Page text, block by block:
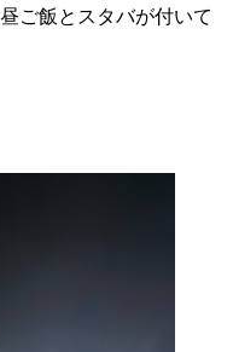
ご飯とスタバが付いて